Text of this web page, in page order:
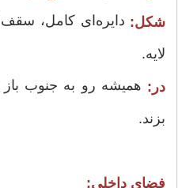
شکل:
لایه.
در: همیشه رو به جنوب
بزند.
فضای داخلی: